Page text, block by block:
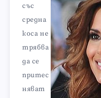
със
средна
коса не
трябва
да се
притес
няват